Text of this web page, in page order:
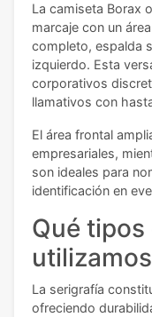
La camiseta Borax
marcaje con un
completo, espalda
izquierdo. Esta
corporativos
llamativos con
El área frontal
empresariales,
son ideales para
identificación en
Qué
utilizamos
La serigrafía
ofreciendo